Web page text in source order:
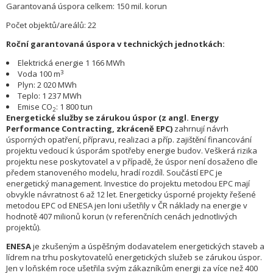
Garantovaná úspora celkem: 150 mil. korun
Počet objektů/areálů: 22
Roční garantovaná úspora v technických jednotkách:
Elektrická energie 1 166 MWh
Voda 100 m3
Plyn: 2 020 MWh
Teplo: 1 237 MWh
Emise CO2: 1 800 tun
Energetické služby se zárukou úspor (z angl. Energy
Performance Contracting, zkráceně EPC) zahrnují návrh
úsporných opatření, přípravu, realizaci a příp. zajištění financování
projektu vedoucí k úsporám spotřeby energie budov. Veškerá rizika
projektu nese poskytovatel a v případě, že úspor není dosaženo dle
předem stanoveného modelu, hradí rozdíl. Součástí EPC je
energetický management. Investice do projektu metodou EPC mají
obvykle návratnost 6 až 12 let. Energeticky úsporné projekty řešené
metodou EPC od ENESA jen loni ušetřily v ČR náklady na energie v
hodnotě 407 milionů korun (v referenčních cenách jednotlivých
projektů).
ENESAje zkušeným a úspěšným dodavatelem energetických staveb a
lídrem na trhu poskytovatelů energetických služeb se zárukou úspor.
Jen v loňském roce ušetřila svým zákazníkům energii za více než 400